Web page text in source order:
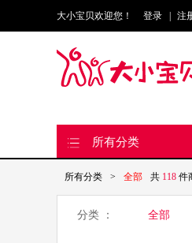
大小宝贝欢迎您！ 登录 注
所有分类
所有分类 > 全部 共 118 件
分类 ： 全部